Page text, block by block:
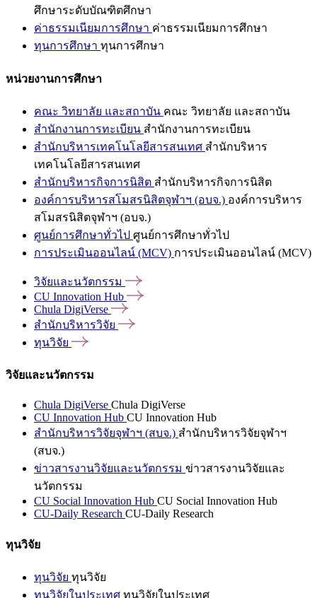
ศึกษาระดับบัณฑิตศึกษา
ค่าธรรมเนียมการศึกษา ค่าธรรมเนียมการศึกษา
ทุนการศึกษา ทุนการศึกษา
หน่วยงานการศึกษา
คณะ วิทยาลัย และสถาบัน คณะ วิทยาลัย และสถาบัน
สำนักงานการทะเบียน สำนักงานการทะเบียน
สำนักบริหารเทคโนโลยีสารสนเทศ สำนักบริหาร
เทคโนโลยีสารสนเทศ
สำนักบริหารกิจการนิสิต สำนักบริหารกิจการนิสิต
องค์การบริหารสโมสรนิสิตจุฬาฯ (อบจ.) องค์การบริหาร
สโมสรนิสิตจุฬาฯ (อบจ.)
ศูนย์การศึกษาทั่วไป ศูนย์การศึกษาทั่วไป
การประเมินออนไลน์ (MCV) การประเมินออนไลน์ (MCV)
วิจัยและนวัตกรรม
CU Innovation Hub
Chula DigiVerse
สำนักบริหารวิจัย
ทุนวิจัย
วิจัยและนวัตกรรม
Chula DigiVerse Chula DigiVerse
CU Innovation Hub CU Innovation Hub
สำนักบริหารวิจัยจุฬาฯ (สบจ.) สำนักบริหารวิจัยจุฬาฯ
(สบจ.)
ข่าวสารงานวิจัยและนวัตกรรม ข่าวสารงานวิจัยและ
นวัตกรรม
CU Social Innovation Hub CU Social Innovation Hub
CU-Daily Research CU-Daily Research
ทุนวิจัย
ทุนวิจัย ทุนวิจัย
ทุนวิจัยในประเทศ ทุนวิจัยในประเทศ